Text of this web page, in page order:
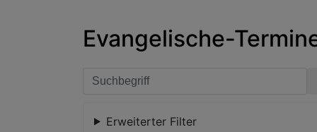
Evangelische-
Erweiterter Filter